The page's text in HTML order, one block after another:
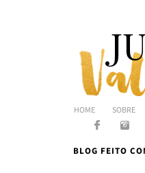
HOME SOBRE
BLOG FEITO